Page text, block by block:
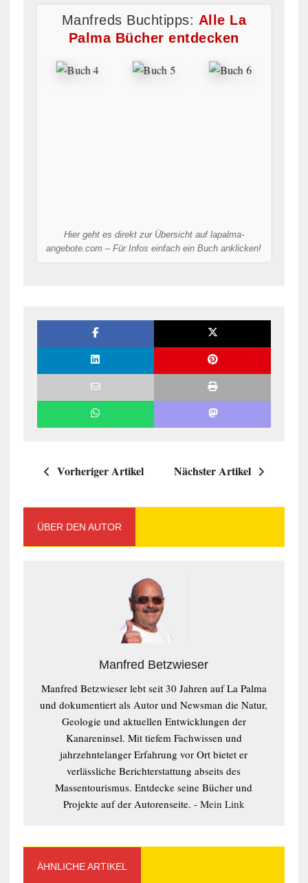
Manfreds Buchtipps: Alle La
Palma Bücher entdecken
Hier geht es direkt zur Übersicht auf lapalma-
angebote.com – Für Infos einfach ein Buch anklicken!
Vorheriger Artikel Nächster Artikel
ÜBER DEN AUTOR
Manfred Betzwieser
Manfred Betzwieser lebt seit 30 Jahren auf La Palma
und dokumentiert als Autor und Newsman die Natur,
Geologie und aktuellen Entwicklungen der
Kanareninsel. Mit tiefem Fachwissen und
jahrzehntelanger Erfahrung vor Ort bietet er
verlässliche Berichterstattung abseits des
Massentourismus. Entdecke seine Bücher und
Projekte auf der Autorenseite. - Mein Link
ÄHNLICHE ARTIKEL